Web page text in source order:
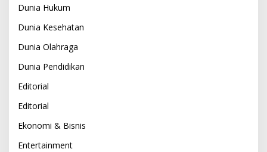
Dunia Hukum
Dunia Kesehatan
Dunia Olahraga
Dunia Pendidikan
Editorial
Editorial
Ekonomi & Bisnis
Entertainment